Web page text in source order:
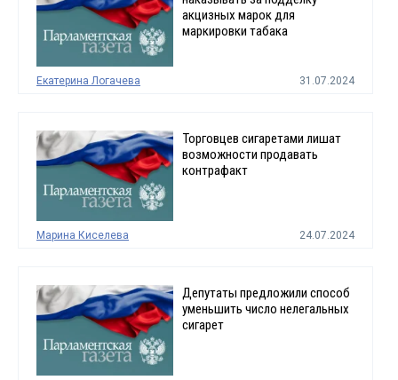
акцизных марок для
маркировки табака
Екатерина Логачева 31.07.2024
Торговцев сигаретами лишат
возможности продавать
контрафакт
Марина Киселева 24.07.2024
Депутаты предложили способ
уменьшить число нелегальных
сигарет